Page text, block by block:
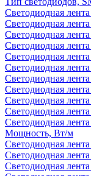
Cветодиодная
Светодиодная
Светодиодная
Светодиодная
Светодиодная
Светодиодная
Светодиодная
Светодиодная
Светодиодная
Светодиодная
Светодиодная
Мощность, Вт/м
Светодиодная
Светодиодная
Светодиодная